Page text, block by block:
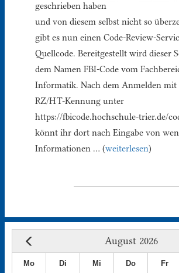
Protokolle
Ausleihe
geschrieben haben
und von diesem selbst nicht so
gibt es nun einen Code-Review-
Quellcode. Bereitgestellt wird dieser
dem Namen FBI-Code vom
Informatik. Nach dem Anmelden mit
RZ/HT-Kennung unter
https://fbicode.hochschule-trier.de/
könnt ihr dort nach Eingabe von
Informationen … (weiterlesen)
August 2026
Mo Di Mi Do Fr